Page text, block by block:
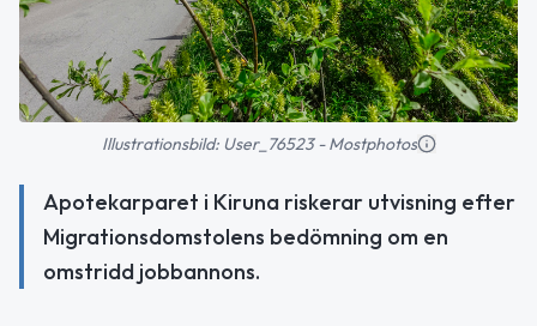
Illustrationsbild: User_76523 - Mostphotos
Apotekarparet i Kiruna riskerar utvisning efter
Migrationsdomstolens bedömning om en
omstridd jobbannons.